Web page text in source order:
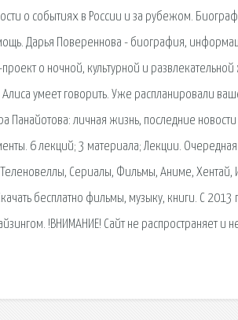
о событиях в России и за рубежом.
Дарья Повереннова - биография,
о ночной, культурной и
умеет говорить. Уже распланировали
Панайотова: личная жизнь, последние
6 лекций; 3 материала; Лекции.
Сериалы, Фильмы, Аниме, Хентай,
бесплатно фильмы, музыку, книги. С 2013
!ВНИМАНИЕ! Сайт не распространяет и